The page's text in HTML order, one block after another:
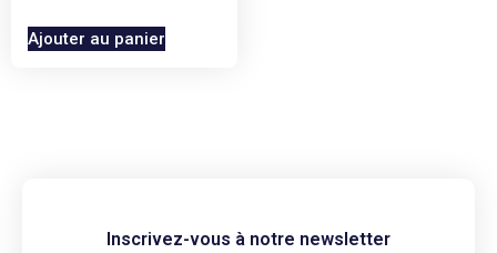
Ajouter au panier
Inscrivez-vous à notre newsletter